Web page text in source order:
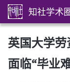
知社学术
英国大学
面临“毕业